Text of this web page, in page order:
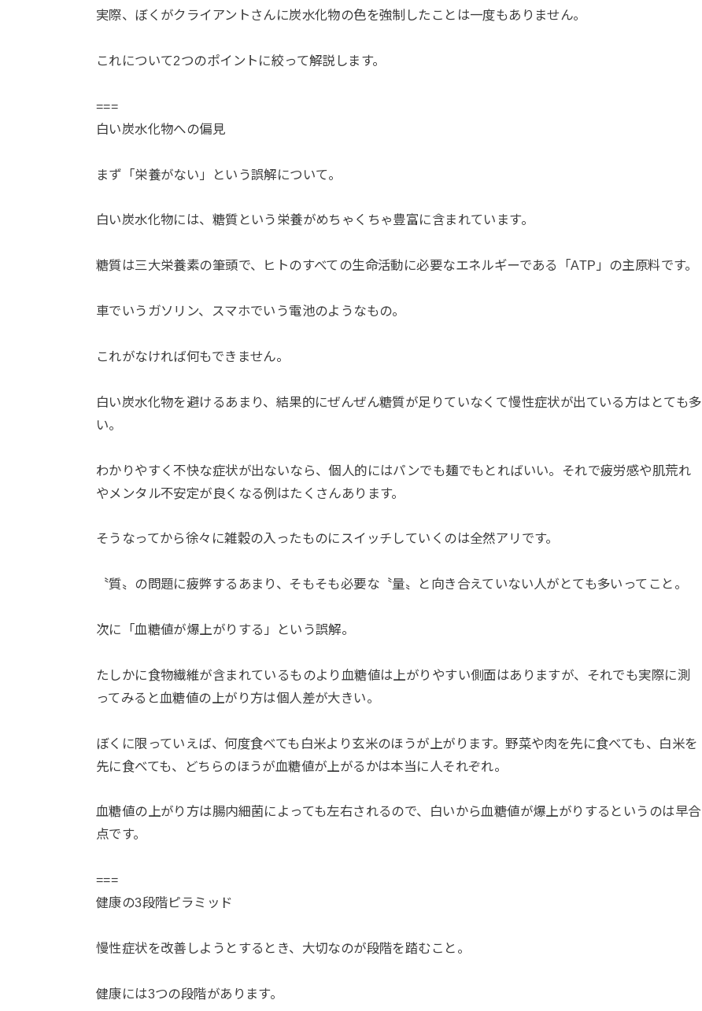
実際、ぼくがクライアントさんに炭水化物の色を強制したことは一度もありません。
これについて2つのポイントに絞って解説します。
===
白い炭水化物への偏見
まず「栄養がない」という誤解について。
白い炭水化物には、糖質という栄養がめちゃくちゃ豊富に含まれています。
糖質は三大栄養素の筆頭で、ヒトのすべての生命活動に必要なエネルギーである「ATP」の主原料です。
車でいうガソリン、スマホでいう電池のようなもの。
これがなければ何もできません。
白い炭水化物を避けるあまり、結果的にぜんぜん糖質が足りていなくて慢性症状が出ている方はとても多
い。
わかりやすく不快な症状が出ないなら、個人的にはパンでも麺でもとればいい。それで疲労感や肌荒れ
やメンタル不安定が良くなる例はたくさんあります。
そうなってから徐々に雑穀の入ったものにスイッチしていくのは全然アリです。
〝質〟の問題に疲弊するあまり、そもそも必要な〝量〟と向き合えていない人がとても多いってこと。
次に「血糖値が爆上がりする」という誤解。
たしかに食物繊維が含まれているものより血糖値は上がりやすい側面はありますが、それでも実際に測
ってみると血糖値の上がり方は個人差が大きい。
ぼくに限っていえば、何度食べても白米より玄米のほうが上がります。野菜や肉を先に食べても、白米を
先に食べても、どちらのほうが血糖値が上がるかは本当に人それぞれ。
血糖値の上がり方は腸内細菌によっても左右されるので、白いから血糖値が爆上がりするというのは早合
点です。
===
健康の3段階ピラミッド
慢性症状を改善しようとするとき、大切なのが段階を踏むこと。
健康には3つの段階があります。